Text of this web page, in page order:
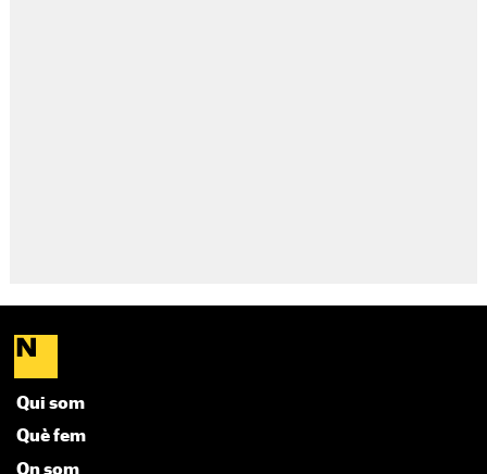
Qui som
Què fem
On som